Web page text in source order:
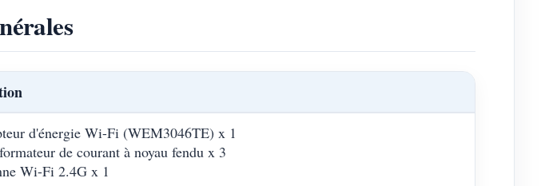
d'énergie Wi-Fi (WEM3046TE) x 1
de courant à noyau fendu x 3
Wi-Fi 2.4G x 1